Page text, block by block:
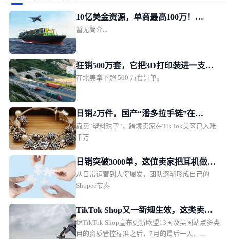
10亿美金资源，单商最高100万！
TikTok Shop美区POP发布新锐跨境商
暂无简介...
狂销500万套，它把3D打印装进一支
笔！
在北美拿下超 500 万套订单。
日销2万件，国产“潘多拉手链”在
TikTok美区爆单
靠卖“塑料珠子”，跨境卖家在TikTok美区已入账
千万
日销突破3000单，这位卖家把耳机做成
了东南亚年轻人的时尚单品
从日常运营到大促爆发，团队逐渐形成自己的
Shopee节奏
TikTok Shop又一新规生效，这类卖家
务必及时补齐资质
继TikTok Shop宣布更新欧盟13国及英国站点多类
目的资质管控标准之后，7月的最后一天，